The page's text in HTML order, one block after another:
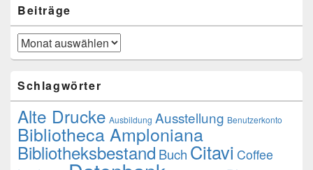
Beiträge
Beiträge
Schlagwörter
Alte Drucke Ausbildung Ausstellung Benutzerkonto
Bibliotheca Amploniana
Bibliotheksbestand Buch Citavi Coffee